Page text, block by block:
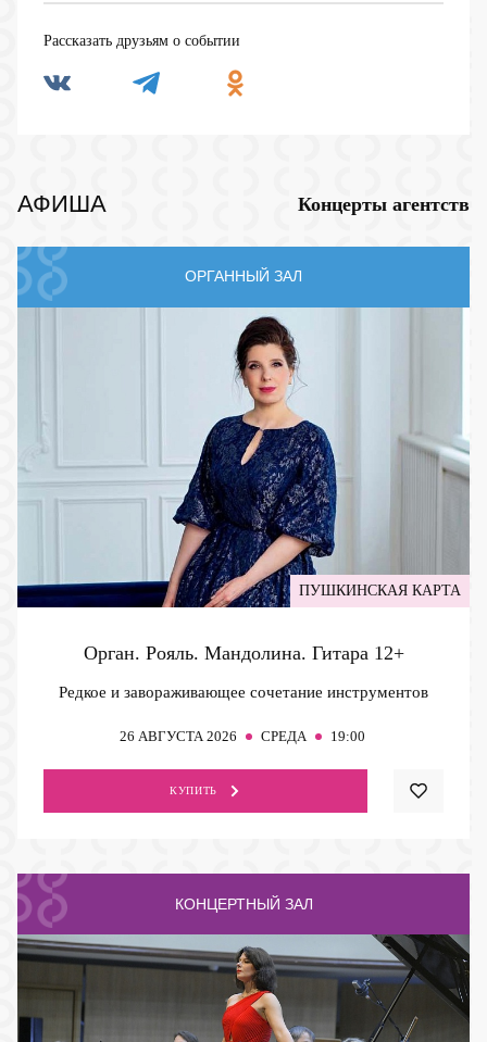
Рассказать друзьям о событии
АФИША Концерты агентств
ОРГАННЫЙ ЗАЛ
ПУШКИНСКАЯ КАРТА
Орган. Рояль. Мандолина. Гитара 12+
Редкое и завораживающее сочетание инструментов
26 АВГУСТА 2026 СРЕДА 19:00
КУПИТЬ
КОНЦЕРТНЫЙ ЗАЛ